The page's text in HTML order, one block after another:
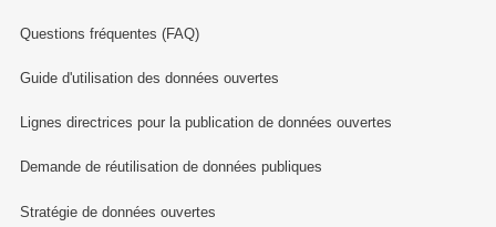
Questions fréquentes (FAQ)
Guide d'utilisation des données ouvertes
Lignes directrices pour la publication de données ouvertes
Demande de réutilisation de données publiques
Stratégie de données ouvertes